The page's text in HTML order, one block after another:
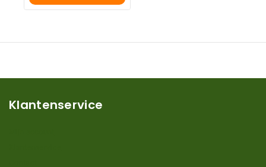
Klantenservice